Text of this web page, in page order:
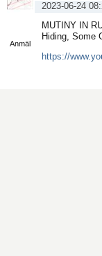
Anmäl
2023-06-24
MUTINY IN
Hiding, Some
https://